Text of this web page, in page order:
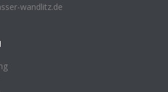
wandlitz.de